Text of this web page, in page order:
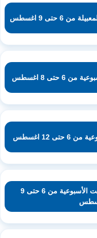
حتى 9 اغسطس
حتى 8 اغسطس
12 اغسطس
عروض نستو هايبر ماركت الأسبوعية من 6 حتى 9